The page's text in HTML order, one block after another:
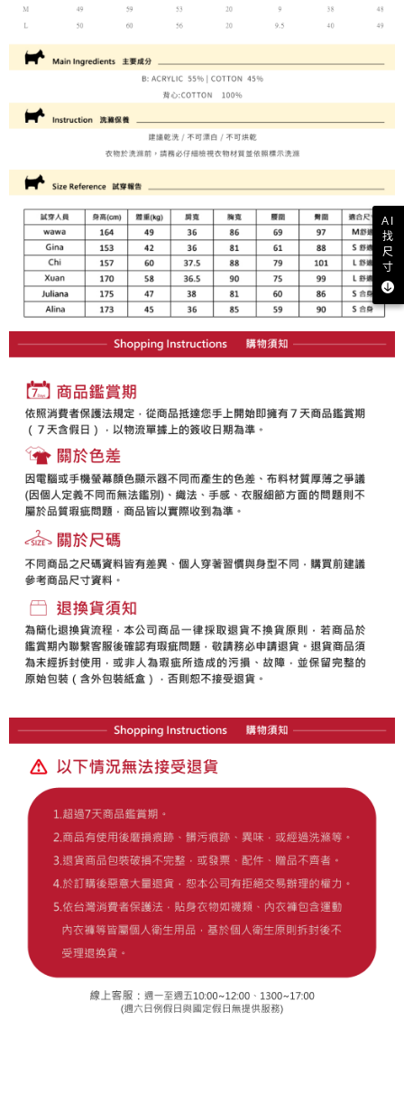
資料（包含姓名、電話或地址）提供予台灣大哥大進項蒐集、處理及利用，
由本公司與您本人進行分期帳單所需資料之確認、核對及更正。
3.完整用戶服務條款，請詳閱以下連結：https://oppay.tw/userRule
後付繳納相關費用。
※ 交易是否成功請以「AFTEE先享後付 」之結帳頁面顯示為準，若有關於
客戶支援中心」https://netprotections.freshdesk.com/support/home
１．透過由恩沛科技股份有限公司提供之「AFTEE先享後付」服務完成之交
易，需依本服務之必要範圍內提供個人資料，並將交易相關給付款項請求債
權轉讓予恩沛科技股份有限公司。
２．關於個人資料處理事宜，請瀏覽以下網址：
https://aftee.tw/terms/#terms3
３．未成年的使用者請事先徵得法定代理人或監護人之同意方可使用
任。
４．使用「AFTEE先享後付」時，將依據個別帳號之用戶狀況，依本公司即
時審查核予不同之上限額度；若仍有額度不足之情形，本公司將視審查結果
請求用戶進行身份認證。
５．嚴禁一人註冊多個帳號或使用他人資訊註冊。若發現惡意使用之情形，
恩沛科技股份有限公司將有權停止該用戶之使用額度並採取法律行動。
付款後萊爾富取貨
免運費
免運費
宅配
免運費
離島宅配
免運費
AI
找
尺
寸